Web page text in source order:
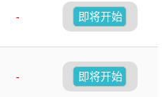
-
即将开始
-
即将开始